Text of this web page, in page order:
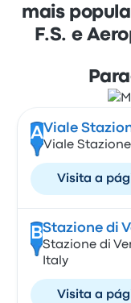
mais
F.S. e
AViale
Viale Stazione
Visita a
BStazione di
Stazione di
Italy
Visita a